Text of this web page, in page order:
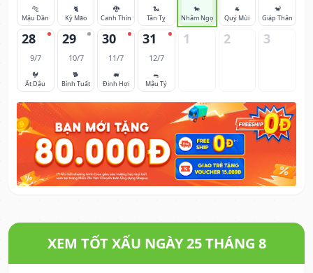
🐅
Mậu Dần
🐈
Kỷ Mão
🐉
Canh Thìn
🐍
Tân Tỵ
🐎
Nhâm Ngọ
🐐
Quý Mùi
🐒
Giáp Thân
28
9/7
🐓
Ất Dậu
29
10/7
🐕
Bính Tuất
30
11/7
🐖
Đinh Hợi
31
12/7
🐀
Mậu Tý
1 2 3
XEM TỐT XẤU NGÀY 25 THÁNG 8